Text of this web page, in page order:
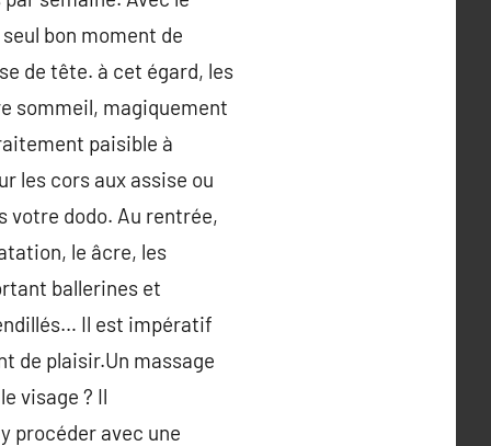
bon moment de
de tête. à cet égard, les
sommeil, magiquement
paisible à
les cors aux assise ou
votre dodo. Au rentrée,
le âcre, les
ballerines et
Il est impératif
de plaisir.Un massage
visage ? Il
procéder avec une